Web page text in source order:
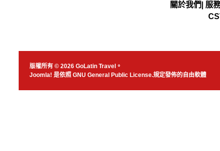
關於我們
服
版權所有 © 2026 GoLatin Travel。
Joomla! 是依照 GNU General Public License.規定發佈的自由軟體